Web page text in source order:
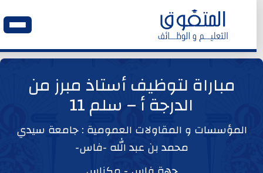
ابحث عن وظيفة
مباراة لتوظيف أستاذ مبرز من
الدرجة أ – سلم 11
المؤسسات و المقاولات العمومية : جامعة سيدي
محمد بن عبد الله -فاس-